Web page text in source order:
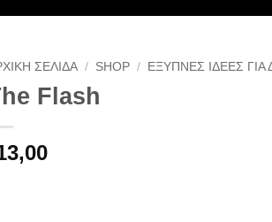
ΣΕΛΊΔΑ / SHOP / ΕΞΥΠΝΕΣ ΙΔΕΕΣ ΓΙΑ
Flash